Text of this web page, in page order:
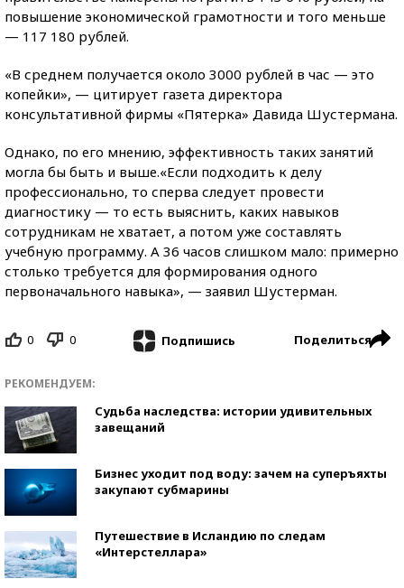
повышение экономической грамотности и того меньше
— 117 180 рублей.
«В среднем получается около 3000 рублей в час — это
копейки», — цитирует газета директора
консультативной фирмы «Пятерка» Давида Шустермана.
Однако, по его мнению, эффективность таких занятий
могла бы быть и выше.«Если подходить к делу
профессионально, то сперва следует провести
диагностику — то есть выяснить, каких навыков
сотрудникам не хватает, а потом уже составлять
учебную программу. А 36 часов слишком мало: примерно
столько требуется для формирования одного
первоначального навыка», — заявил Шустерман.
0 0 Подпишись Поделиться
РЕКОМЕНДУЕМ:
Судьба наследства: истории удивительных
завещаний
Бизнес уходит под воду: зачем на суперъяхты
закупают субмарины
Путешествие в Исландию по следам
«Интерстеллара»